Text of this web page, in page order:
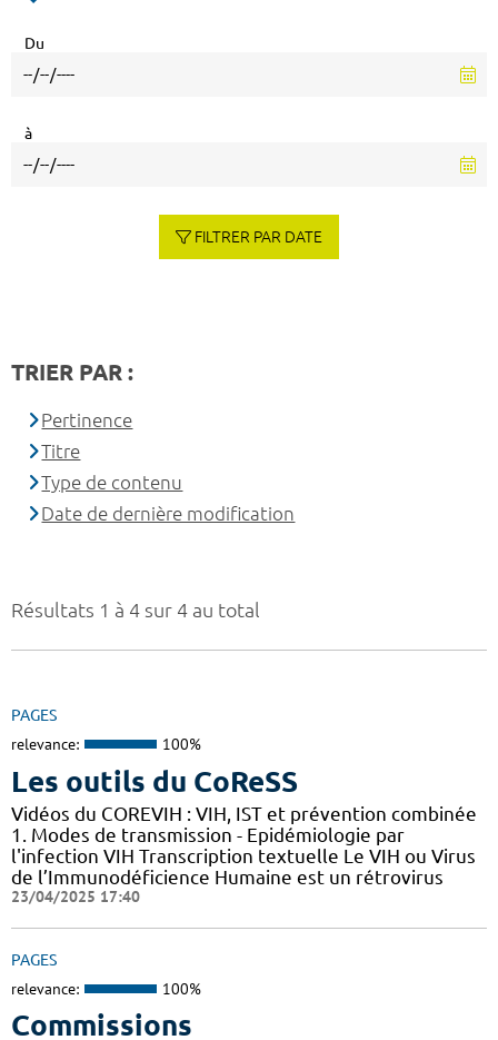
Résultats 1 à 4 sur 4 au total
PAGES
relevance: 100%
Les outils du CoReSS
Vidéos du COREVIH : VIH, IST et prévention combinée
1. Modes de transmission - Epidémiologie par
l'infection VIH Transcription textuelle Le VIH ou Virus
de l’Immunodéficience Humaine est un rétrovirus
23/04/2025 17:40
PAGES
relevance: 100%
Commissions
Du
à
FILTRER PAR DATE
TRIER PAR :
Pertinence
Titre
Type de contenu
Date de dernière modification